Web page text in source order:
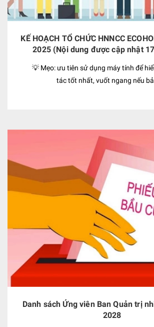
KẾ HOẠCH TỔ CHỨC HNNCC
2025 (Nội dung được cập nhật
💡 Mẹo: ưu tiên sử dụng máy tính để
tác tốt nhất, vuốt ngang nếu
Danh sách Ứng viên Ban Quản trị
2028